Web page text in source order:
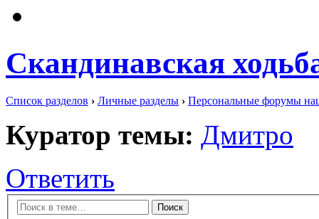
Скандинавская
Список разделов › Личные разделы › Персональные форумы
Куратор темы: Дмитро
Ответить